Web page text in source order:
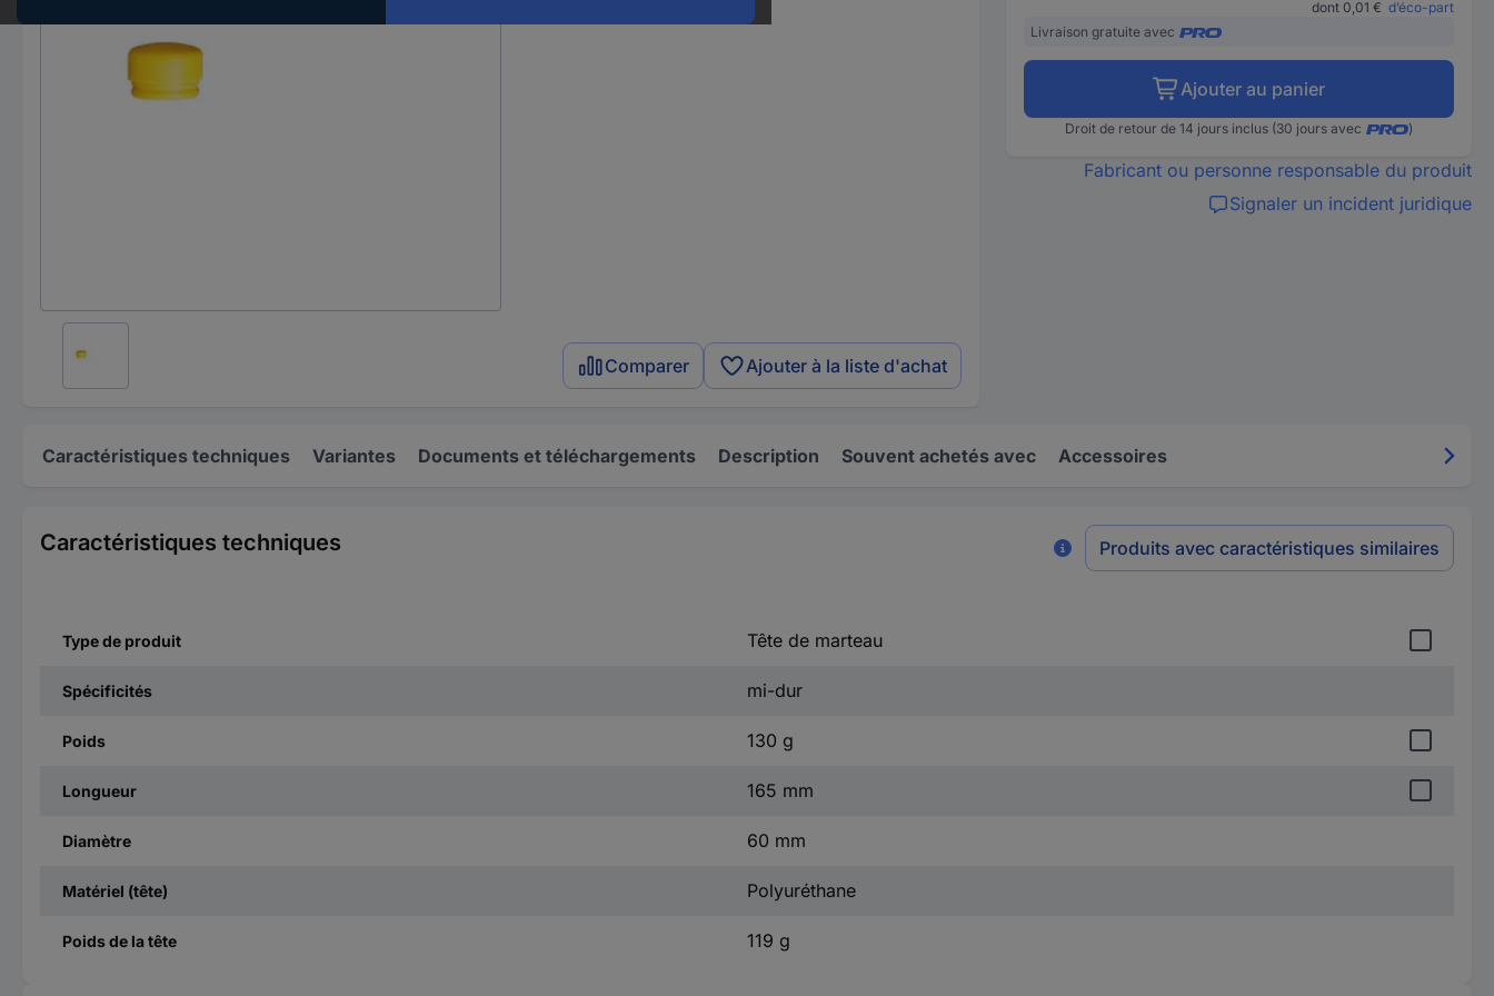
Comparer Ajouter à la liste d'achat
dont 0,01 € d’éco-part
Livraison gratuite avec
Ajouter au panier
Droit de retour de 14 jours inclus (30 jours avec )
Fabricant ou personne responsable du produit
Signaler un incident juridique
Caractéristiques techniques Variantes Documents et téléchargements Description Souvent achetés avec Accessoires
Caractéristiques techniques Produits avec caractéristiques similaires
Type de produit Tête de marteau
Spécificités mi-dur
Poids 130 g
Longueur 165 mm
Diamètre 60 mm
Matériel (tête) Polyuréthane
Poids de la tête 119 g